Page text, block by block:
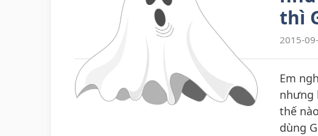
thì
2015-
Em
nhưng
thế
dùng